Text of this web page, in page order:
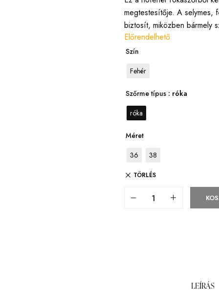
megtestesítője. A selymes,
biztosít, miközben bármely
Előrendelhető
Szín
Fehér
Szőrme típus : róka
róka
Méret
36
38
TÖRLÉS
LEÍRÁS